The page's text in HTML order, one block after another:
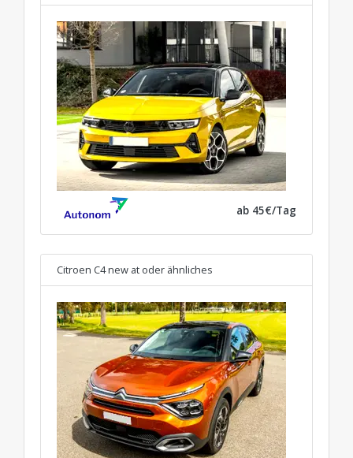
ab 45€/Tag
Citroen C4 new at oder ähnliches